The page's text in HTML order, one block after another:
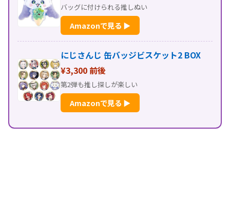
バッグに付けられる推しぬい
Amazonで見る ▶
にじさんじ 缶バッジビスケット2 BOX
¥3,300 前後
第2弾も推し探しが楽しい
Amazonで見る ▶